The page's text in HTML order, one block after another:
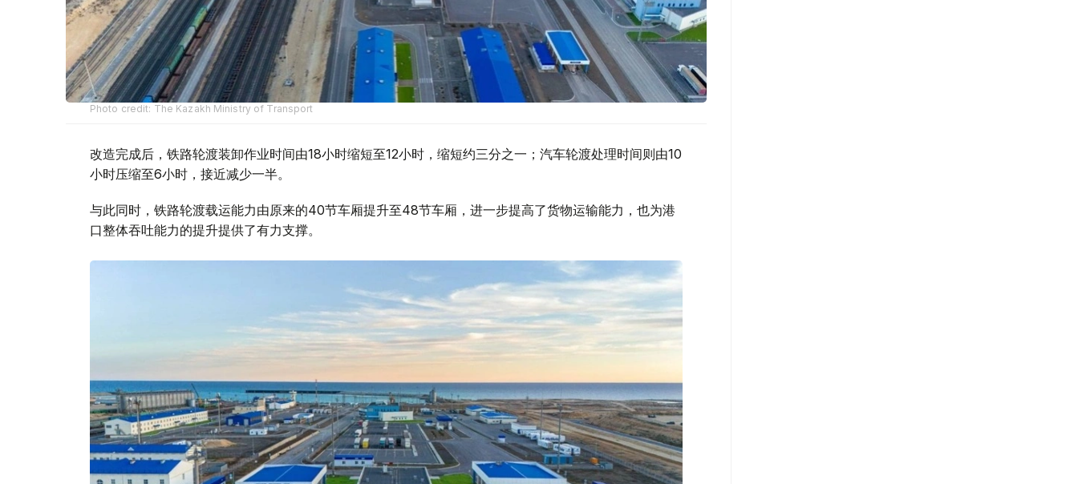
Photo credit: The Kazakh Ministry of Transport
改造完成后，铁路轮渡装卸作业时间由18小时缩短至12小时，缩短约三分之一；汽车轮渡处理时间则由10
小时压缩至6小时，接近减少一半。
与此同时，铁路轮渡载运能力由原来的40节车厢提升至48节车厢，进一步提高了货物运输能力，也为港
口整体吞吐能力的提升提供了有力支撑。